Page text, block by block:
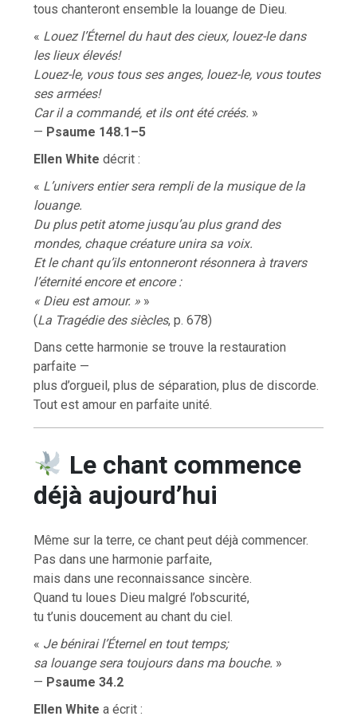
tous chanteront ensemble la louange de Dieu.
« Louez l’Éternel du haut des cieux, louez-le dans
les lieux élevés!
Louez-le, vous tous ses anges, louez-le, vous toutes
ses armées!
Car il a commandé, et ils ont été créés. »
— Psaume 148.1–5
Ellen White décrit :
« L’univers entier sera rempli de la musique de la
louange.
Du plus petit atome jusqu’au plus grand des
mondes, chaque créature unira sa voix.
Et le chant qu’ils entonneront résonnera à travers
l’éternité encore et encore :
« Dieu est amour. » »
(La Tragédie des siècles, p. 678)
Dans cette harmonie se trouve la restauration
parfaite —
plus d’orgueil, plus de séparation, plus de discorde.
Tout est amour en parfaite unité.
Le chant commence
déjà aujourd’hui
Même sur la terre, ce chant peut déjà commencer.
Pas dans une harmonie parfaite,
mais dans une reconnaissance sincère.
Quand tu loues Dieu malgré l’obscurité,
tu t’unis doucement au chant du ciel.
« Je bénirai l’Éternel en tout temps;
sa louange sera toujours dans ma bouche. »
— Psaume 34.2
Ellen White a écrit :